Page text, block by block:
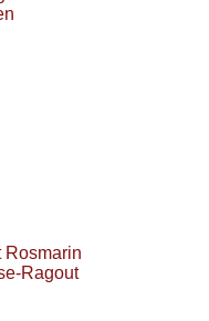
Rosmarin
Ragout